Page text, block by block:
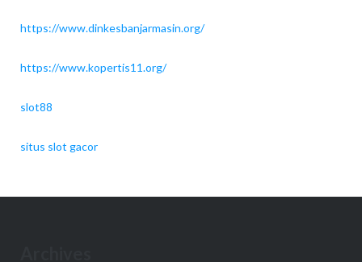
https://www.dinkesbanjarmasin.org/
https://www.kopertis11.org/
slot88
situs slot gacor